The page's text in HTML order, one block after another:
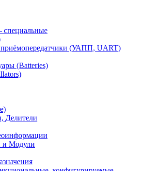
(УАПП, UART)
(Batteries)
Делители
и Модули